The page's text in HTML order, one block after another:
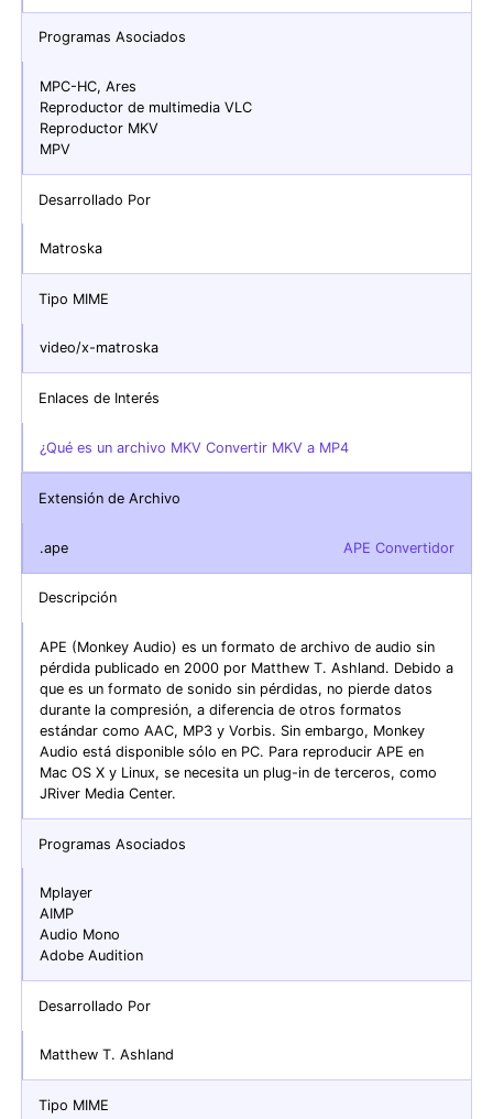
Programas Asociados
MPC-HC, Ares
Reproductor de multimedia VLC
Reproductor MKV
MPV
Desarrollado Por
Matroska
Tipo MIME
video/x-matroska
Enlaces de Interés
¿Qué es un archivo MKV Convertir MKV a MP4
Extensión de Archivo
.ape APE Convertidor
Descripción
APE (Monkey Audio) es un formato de archivo de audio sin
pérdida publicado en 2000 por Matthew T. Ashland. Debido a
que es un formato de sonido sin pérdidas, no pierde datos
durante la compresión, a diferencia de otros formatos
estándar como AAC, MP3 y Vorbis. Sin embargo, Monkey
Audio está disponible sólo en PC. Para reproducir APE en
Mac OS X y Linux, se necesita un plug-in de terceros, como
JRiver Media Center.
Programas Asociados
Mplayer
AIMP
Audio Mono
Adobe Audition
Desarrollado Por
Matthew T. Ashland
Tipo MIME